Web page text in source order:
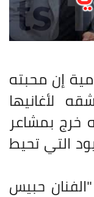
إن محبته
لأغانيها
خرج بمشاعر
التي تحيط
حبيس